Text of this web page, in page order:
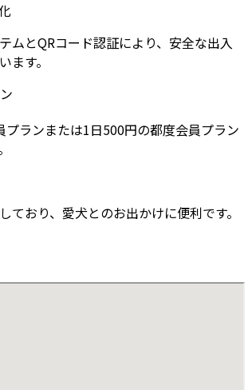
ムとQRコード認証により、安全な出入
ます。
プランまたは1日500円の都度会員プラン
ており、愛犬とのお出かけに便利です。